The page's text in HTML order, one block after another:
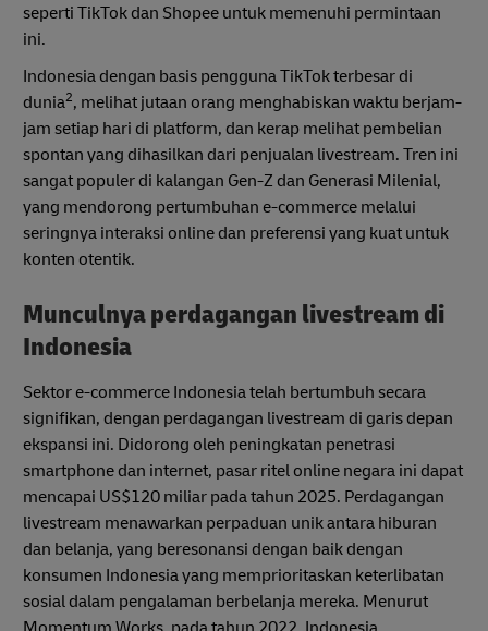
seperti TikTok dan Shopee untuk memenuhi permintaan
ini.
Indonesia dengan basis pengguna TikTok terbesar di
dunia2, melihat jutaan orang menghabiskan waktu berjam-
jam setiap hari di platform, dan kerap melihat pembelian
spontan yang dihasilkan dari penjualan livestream. Tren ini
sangat populer di kalangan Gen-Z dan Generasi Milenial,
yang mendorong pertumbuhan e-commerce melalui
seringnya interaksi online dan preferensi yang kuat untuk
konten otentik.
Munculnya perdagangan livestream di
Indonesia
Sektor e-commerce Indonesia telah bertumbuh secara
signifikan, dengan perdagangan livestream di garis depan
ekspansi ini. Didorong oleh peningkatan penetrasi
smartphone dan internet, pasar ritel online negara ini dapat
mencapai US$120 miliar pada tahun 2025. Perdagangan
livestream menawarkan perpaduan unik antara hiburan
dan belanja, yang beresonansi dengan baik dengan
konsumen Indonesia yang memprioritaskan keterlibatan
sosial dalam pengalaman berbelanja mereka. Menurut